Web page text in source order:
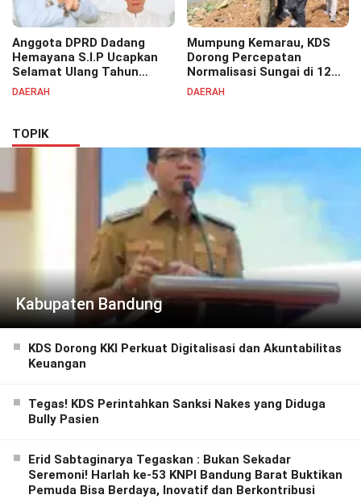
Anggota DPRD Dadang
Hemayana S.I.P Ucapkan
Selamat Ulang Tahun
untuk Bupati Bandung
DAERAH
Mumpung Kemarau, KDS
Dorong Percepatan
Normalisasi Sungai di 12
Kecamatan Tekan Resiko
DAERAH
TOPIK
Kabupaten Bandung
KDS Dorong KKI Perkuat Digitalisasi dan Akuntabilitas
Keuangan
Tegas! KDS Perintahkan Sanksi Nakes yang Diduga
Bully Pasien
Erid Sabtaginarya Tegaskan : Bukan Sekadar
Seremoni! Harlah ke-53 KNPI Bandung Barat Buktikan
Pemuda Bisa Berdaya, Inovatif dan Berkontribusi